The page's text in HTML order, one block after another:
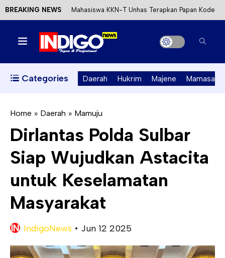
BREAKING NEWS Mahasiswa KKN-T Unhas Terapkan Papan Kode
Etik Wisata di Pantai Lawere Desa Lotang Salo
Satu DPO Pengeroyokan SPBU Tapalang
Ditangkap, Satu Lagi Kabur ke Kalimantan
Perizinan Air Tanah melalui Aplikasi SAPO
Kecewa Kapolresta Absen, APPK Mamuju
Soroti Kejanggalan Kasus Tambang Emas Ilegal
Categories Daerah Hukrim Majene Mamasa
Home » Daerah » Mamuju
Dirlantas Polda Sulbar
Siap Wujudkan Astacita
untuk Keselamatan
Masyarakat
IndigoNews • Jun 12 2025